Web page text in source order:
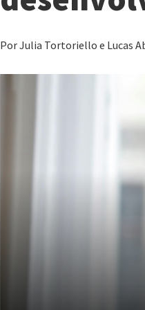
Por Julia Tortoriello e Lucas